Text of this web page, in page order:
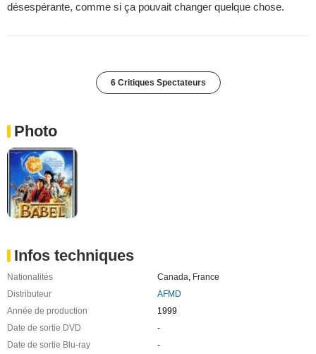
désespérante, comme si ça pouvait changer quelque chose.
6 Critiques Spectateurs
Photo
Infos techniques
Nationalités Canada France
Distributeur
AFMD
Année de production
1999
Date de sortie DVD
-
Date de sortie Blu-ray
-